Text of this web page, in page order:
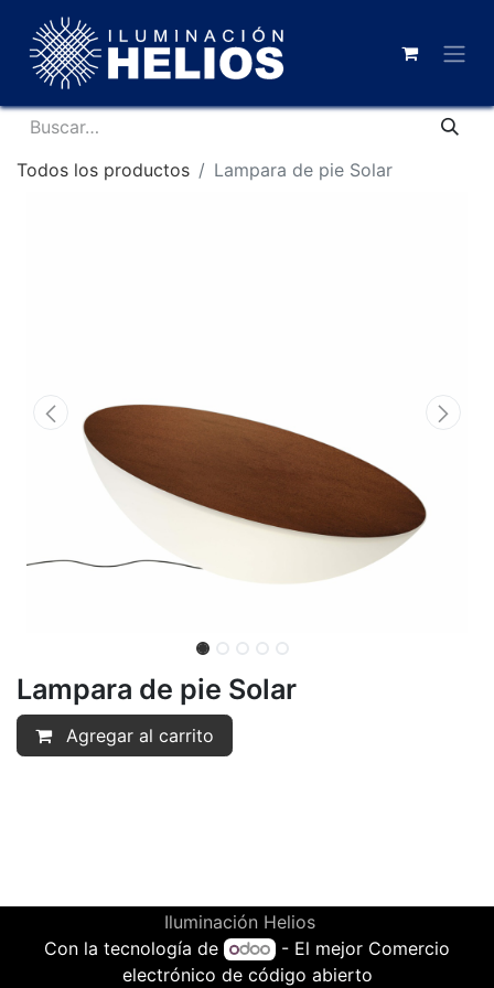
Todos los productos Lampara de pie Solar
Lampara de pie Solar
Agregar al carrito
Iluminación Helios
Con la tecnología de
- El mejor Comercio
electrónico de código abierto